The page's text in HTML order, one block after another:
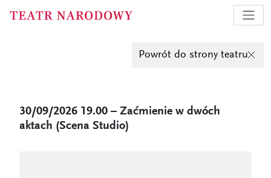
Powrót do strony teatru
30/09/2026 19.00 – Zaćmienie w dwóch
aktach (Scena Studio)